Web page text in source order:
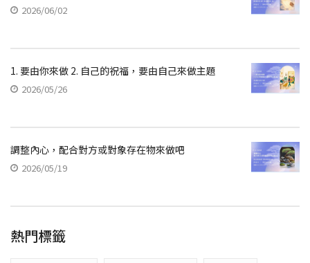
2026/06/02
1. 要由你來做 2. 自己的祝福，要由自己來做主題
2026/05/26
調整內心，配合對方或對象存在物來做吧
2026/05/19
熱門標籤